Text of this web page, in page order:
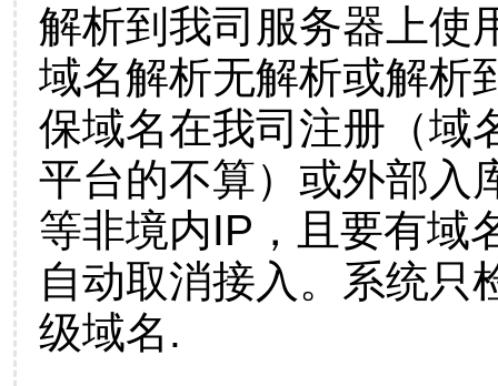
解析到我司服务器上使
域名解析无解析或解析
保域名在我司注册（域
平台的不算）或外部入
等非境内IP，且要有域
自动取消接入。系统只
级域名.